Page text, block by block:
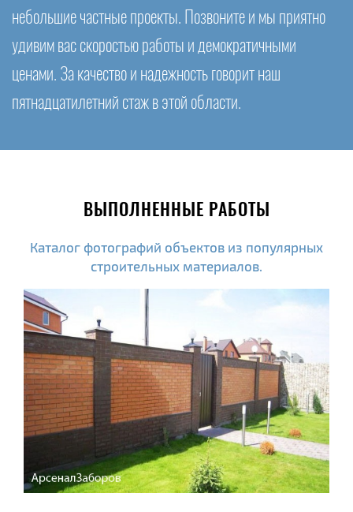
небольшие частные проекты. Позвоните и мы приятно
удивим вас скоростью работы и демократичными
ценами. За качество и надежность говорит наш
пятнадцатилетний стаж в этой области.
ВЫПОЛНЕННЫЕ РАБОТЫ
Каталог фотографий объектов из популярных
строительных материалов.